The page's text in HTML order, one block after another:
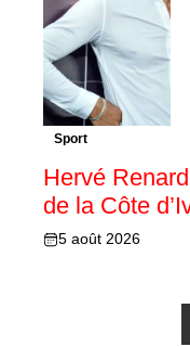
Sport
Hervé
de la Côte
5 août 2026